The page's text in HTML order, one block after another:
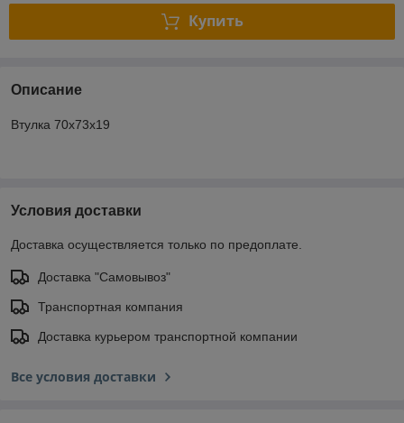
Купить
Описание
Втулка 70x73x19
Условия доставки
Доставка осуществляется только по предоплате.
Доставка "Самовывоз"
Транспортная компания
Доставка курьером транспортной компании
Все условия доставки